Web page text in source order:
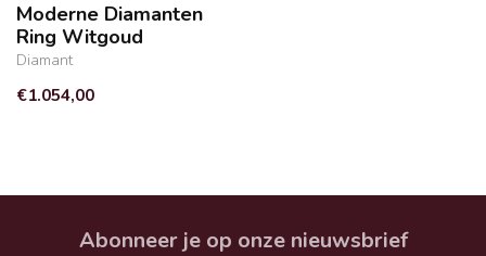
Moderne Diamanten
Ring Witgoud
Diamant
€1.054,00
Abonneer je op onze nieuwsbrief